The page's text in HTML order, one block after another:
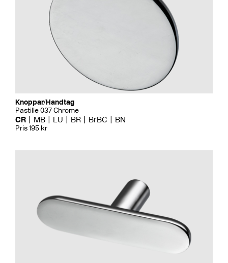
Knoppar/Handtag
Pastille 037 Chrome
CR MB LU BR BrBC BN
Pris 195 kr